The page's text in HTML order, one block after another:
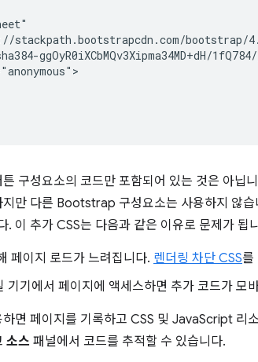
stackpath.bootstrapcdn.com/bootstrap/
ggOyR0iXCbMQv3Xipma34MD+dH/
구성요소의 코드만 포함되어 있는 것은 아닙
만 다른 Bootstrap 구성요소는 사용하지 않
. 이 추가 CSS는 다음과 같은 이유로 문제가 됩
페이지 로드가 느려집니다. 렌더링 차단 CSS를
기기에서 페이지에 액세스하면 추가 코드가 모
면 페이지를 기록하고 CSS 및 JavaScript 리
소스 패널에서 코드를 추적할 수 있습니다.